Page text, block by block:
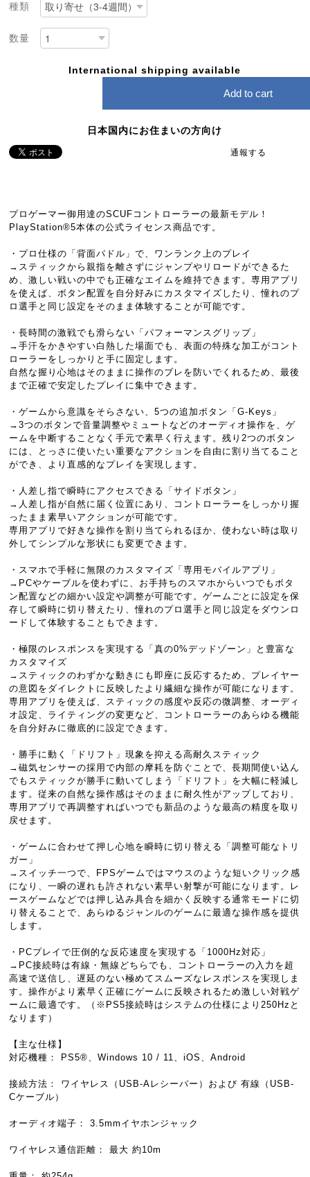
種類
数量
International shipping available
Add to cart
日本国内にお住まいの方向け
通報する
プロゲーマー御用達のSCUFコントローラーの最新モデル！
PlayStation®5本体の公式ライセンス商品です。
・プロ仕様の「背面パドル」で、ワンランク上のプレイ
→スティックから親指を離さずにジャンプやリロードができるた
め、激しい戦いの中でも正確なエイムを維持できます。専用アプリ
を使えば、ボタン配置を自分好みにカスタマイズしたり、憧れのプ
ロ選手と同じ設定をそのまま体験することが可能です。
・長時間の激戦でも滑らない「パフォーマンスグリップ」
→手汗をかきやすい白熱した場面でも、表面の特殊な加工がコント
ローラーをしっかりと手に固定します。
自然な握り心地はそのままに操作のブレを防いでくれるため、最後
まで正確で安定したプレイに集中できます。
・ゲームから意識をそらさない、5つの追加ボタン「G-Keys」
→3つのボタンで音量調整やミュートなどのオーディオ操作を、ゲ
ームを中断することなく手元で素早く行えます。残り2つのボタン
には、とっさに使いたい重要なアクションを自由に割り当てること
ができ、より直感的なプレイを実現します。
・人差し指で瞬時にアクセスできる「サイドボタン」
→人差し指が自然に届く位置にあり、コントローラーをしっかり握
ったまま素早いアクションが可能です。
専用アプリで好きな操作を割り当てられるほか、使わない時は取り
外してシンプルな形状にも変更できます。
・スマホで手軽に無限のカスタマイズ「専用モバイルアプリ」
→PCやケーブルを使わずに、お手持ちのスマホからいつでもボタ
ン配置などの細かい設定や調整が可能です。ゲームごとに設定を保
存して瞬時に切り替えたり、憧れのプロ選手と同じ設定をダウンロ
ードして体験することもできます。
・極限のレスポンスを実現する「真の0%デッドゾーン」と豊富な
カスタマイズ
→スティックのわずかな動きにも即座に反応するため、プレイヤー
の意図をダイレクトに反映したより繊細な操作が可能になります。
専用アプリを使えば、スティックの感度や反応の微調整、オーディ
オ設定、ライティングの変更など、コントローラーのあらゆる機能
を自分好みに徹底的に設定できます。
・勝手に動く「ドリフト」現象を抑える高耐久スティック
→磁気センサーの採用で内部の摩耗を防ぐことで、長期間使い込ん
でもスティックが勝手に動いてしまう「ドリフト」を大幅に軽減し
ます。従来の自然な操作感はそのままに耐久性がアップしており、
専用アプリで再調整すればいつでも新品のような最高の精度を取り
戻せます。
・ゲームに合わせて押し心地を瞬時に切り替える「調整可能なトリ
ガー」
→スイッチ一つで、FPSゲームではマウスのような短いクリック感
になり、一瞬の遅れも許されない素早い射撃が可能になります。レ
ースゲームなどでは押し込み具合を細かく反映する通常モードに切
り替えることで、あらゆるジャンルのゲームに最適な操作感を提供
します。
・PCプレイで圧倒的な反応速度を実現する「1000Hz対応」
→PC接続時は有線・無線どちらでも、コントローラーの入力を超
高速で送信し、遅延のない極めてスムーズなレスポンスを実現しま
す。操作がより素早く正確にゲームに反映されるため激しい対戦ゲ
ームに最適です。（※PS5接続時はシステムの仕様により250Hzと
なります）
【主な仕様】
対応機種： PS5®、Windows 10 / 11、iOS、Android
接続方法： ワイヤレス（USB-Aレシーバー）および 有線（USB-
Cケーブル）
オーディオ端子： 3.5mmイヤホンジャック
ワイヤレス通信距離： 最大 約10m